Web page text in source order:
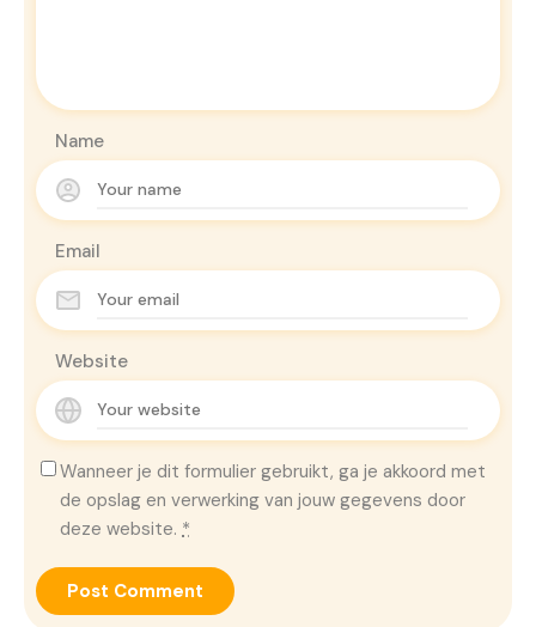
Name
Email
Website
Wanneer je dit formulier gebruikt, ga je akkoord met
de opslag en verwerking van jouw gegevens door
deze website. *